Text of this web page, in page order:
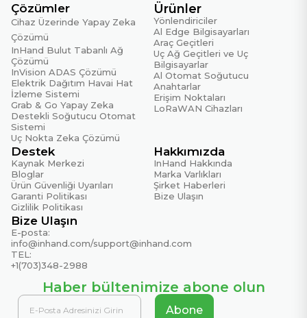
Çözümler
Cihaz Üzerinde Yapay Zeka
Çözümü
InHand Bulut Tabanlı Ağ
Çözümü
InVision ADAS Çözümü
Elektrik Dağıtım Havai Hat
İzleme Sistemi
Grab & Go Yapay Zeka
Destekli Soğutucu Otomat
Sistemi
Uç Nokta Zeka Çözümü
Ürünler
Yönlendiriciler
Al Edge Bilgisayarları
Araç Geçitleri
Uç Ağ Geçitleri ve Uç
Bilgisayarlar
Al Otomat Soğutucu
Anahtarlar
Erişim Noktaları
LoRaWAN Cihazları
Destek
Kaynak Merkezi
Bloglar
Ürün Güvenliği Uyarıları
Garanti Politikası
Gizlilik Politikası
Hakkımızda
InHand Hakkında
Marka Varlıkları
Şirket Haberleri
Bize Ulaşın
Bize Ulaşın
E-posta:
info@inhand.com/support@inhand.com
TEL:
+1(703)348-2988
Haber bültenimize abone olun
Abone